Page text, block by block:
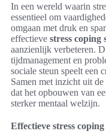
In een wereld waarin
essentieel om
omgaan met druk en
effectieve stress coping
aanzienlijk verbeteren.
tijdmanagement en
sociale steun speelt een
Samen met inzicht uit
dat het opbouwen van
sterker mentaal welzijn.
Effectieve stress